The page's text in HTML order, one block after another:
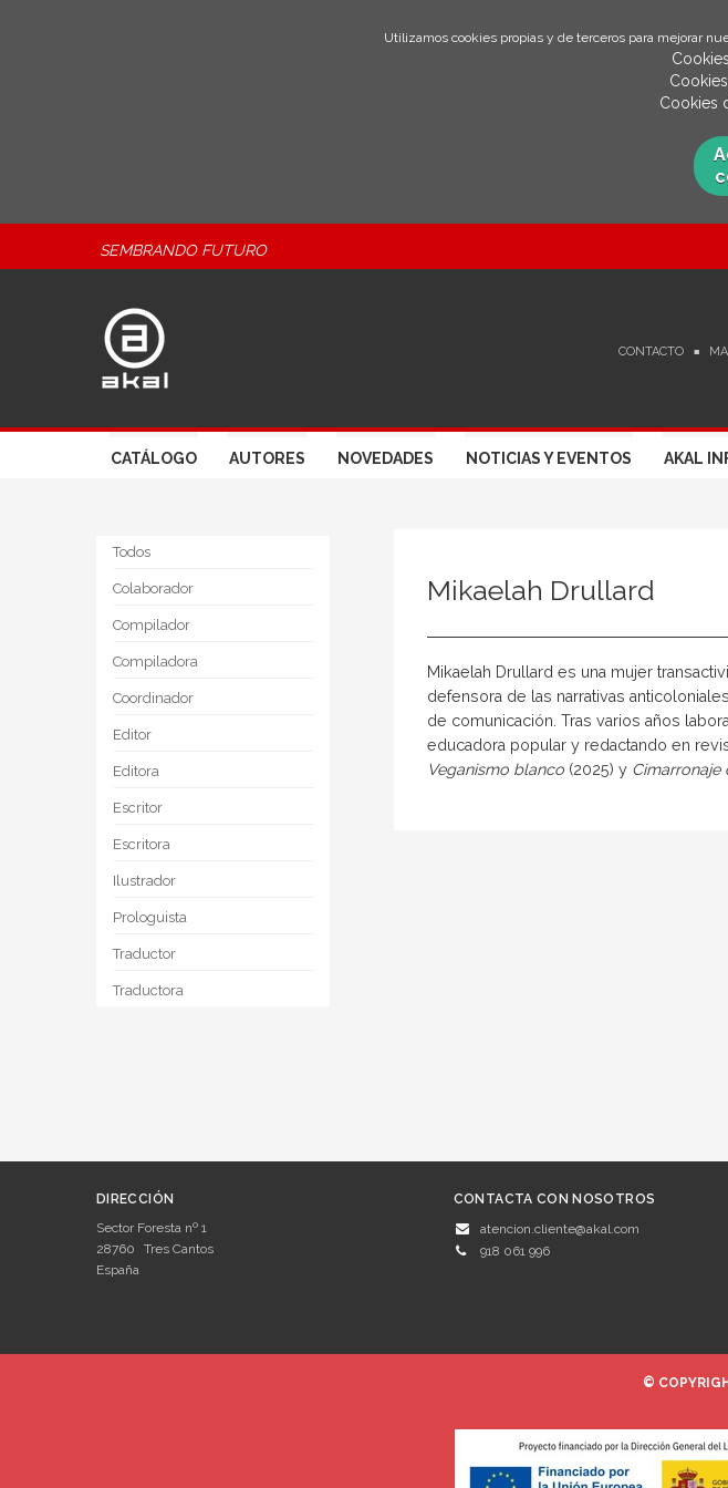
Utilizamos cookies propias y de terceros para mejorar
Cookies
SEMBRANDO FUTURO
CONTACTO
CATÁLOGO AUTORES NOVEDADES NOTICIAS Y EVENTOS AKAL
Todos
Colaborador
Compilador
Compiladora
Coordinador
Editor
Editora
Escritor
Escritora
Ilustrador
Prologuista
Traductor
Traductora
Mikaelah Drullard
Mikaelah Drullard es una mujer
defensora de las narrativas
de comunicación. Tras varios años
educadora popular y redactando en
Veganismo blanco (2025) y Cimarronaje
DIRECCIÓN
Sector Foresta nº 1
28760
Tres Cantos
España
CONTACTA CON NOSOTROS
atencion.cliente@akal.com
918 061 996
©